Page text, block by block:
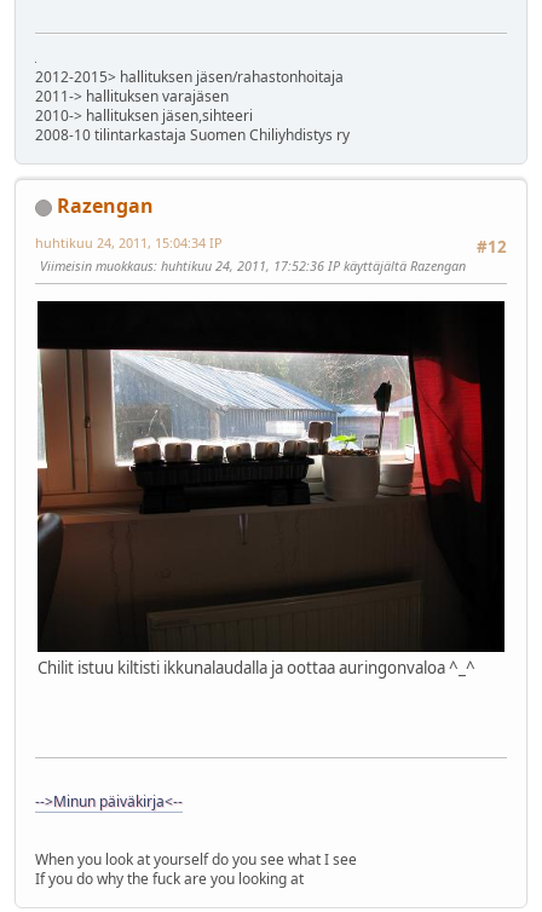
2012-2015> hallituksen jäsen/rahastonhoitaja
2011-> hallituksen varajäsen
2010-> hallituksen jäsen,sihteeri
2008-10 tilintarkastaja Suomen Chiliyhdistys ry
Razengan
#12
huhtikuu 24, 2011, 15:04:34 IP
Viimeisin muokkaus: huhtikuu 24, 2011, 17:52:36 IP käyttäjältä Razengan
Chilit istuu kiltisti ikkunalaudalla ja oottaa auringonvaloa ^_^
-->Minun päiväkirja<--
When you look at yourself do you see what I see
If you do why the fuck are you looking at